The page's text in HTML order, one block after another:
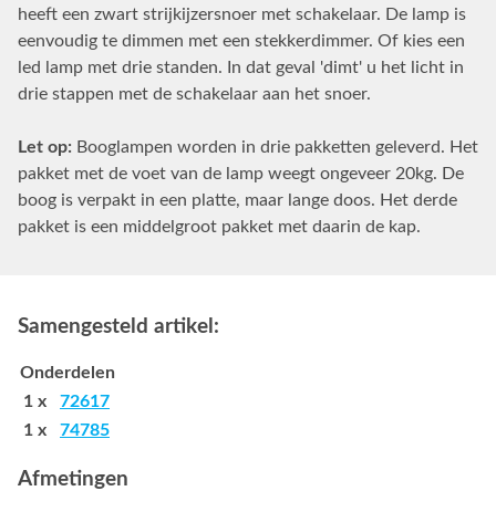
heeft een zwart strijkijzersnoer met schakelaar. De lamp is
eenvoudig te dimmen met een stekkerdimmer. Of kies een
led lamp met drie standen. In dat geval 'dimt' u het licht in
drie stappen met de schakelaar aan het snoer.
Let op: Booglampen worden in drie pakketten geleverd. Het
pakket met de voet van de lamp weegt ongeveer 20kg. De
boog is verpakt in een platte, maar lange doos. Het derde
pakket is een middelgroot pakket met daarin de kap.
Samengesteld artikel:
Onderdelen
1 x 72617
1 x 74785
Afmetingen